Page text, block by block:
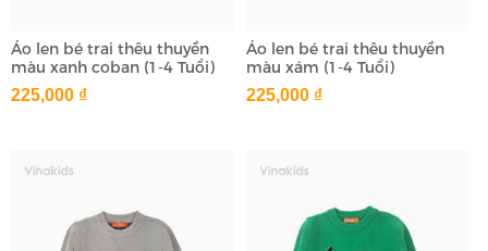
Áo len bé trai thêu thuyền
màu xanh coban (1-4 Tuổi)
225,000 ₫
Áo len bé trai thêu thuyền
màu xám (1-4 Tuổi)
225,000 ₫